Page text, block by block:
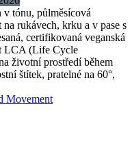
tónu, půlměsícová
rukávech, krku a v pase s
certifikovaná veganská
LCA (Life Cycle
životní prostředí během
štítek, pratelné na 60°,
Movement